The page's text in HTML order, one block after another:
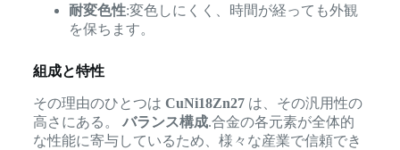
耐変色性:変色しにくく、時間が経っても外観
を保ちます。
組成と特性
その理由のひとつは CuNi18Zn27は、その汎用性の
高さにある。 バランス構成.合金の各元素が全体的
な性能に寄与しているため、様々な産業で信頼でき